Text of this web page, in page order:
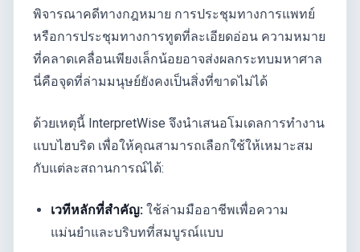
พิจารณาคดีทางกฎหมาย การประชุมทางการแพทย์
หรือการประชุมทางการทูตที่ละเอียดอ่อน ความหมาย
ที่คลาดเคลื่อนเพียงเล็กน้อยอาจส่งผลกระทบมหาศาล
นี่คือจุดที่ล่ามมนุษย์ยังคงเป็นสิ่งที่ขาดไม่ได้
ด้วยเหตุนี้ InterpretWise จึงนำเสนอโมเดลการทำงาน
แบบไฮบริด เพื่อให้คุณสามารถเลือกใช้ให้เหมาะสม
กับแต่ละสถานการณ์ได้:
เวทีหลักที่สำคัญ: ใช้ล่ามมืออาชีพเพื่อความ
แม่นยำและบริบทที่สมบูรณ์แบบ